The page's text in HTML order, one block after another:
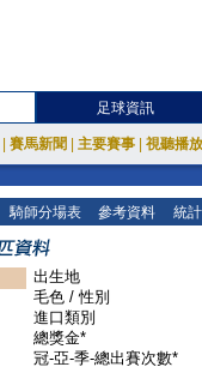
足球資訊
賽馬新聞 主要賽事 視聽播
騎師分場表 參考資料 統
出生地
毛色 / 性別
進口類別
總獎金*
冠-亞-季-總出賽次數*